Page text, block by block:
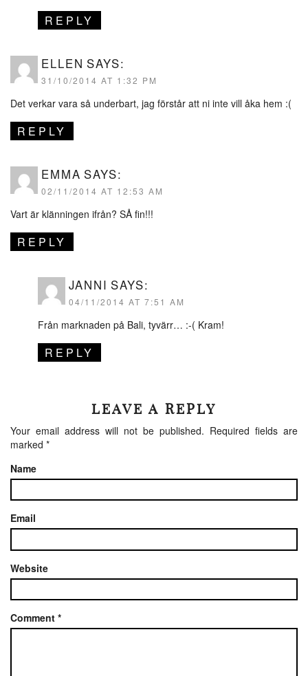
REPLY
ELLEN SAYS:
31/10/2014 AT 1:32 PM
Det verkar vara så underbart, jag förstår att ni inte vill åka hem :(
REPLY
EMMA SAYS:
02/11/2014 AT 12:53 AM
Vart är klänningen ifrån? SÅ fin!!!
REPLY
JANNI SAYS:
04/11/2014 AT 7:51 AM
Från marknaden på Bali, tyvärr… :-( Kram!
REPLY
LEAVE A REPLY
Your email address will not be published. Required fields are
marked *
Name
Email
Website
Comment *